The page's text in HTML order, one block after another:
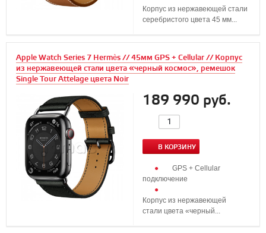
Корпус из нержавеющей стали
серебристого цвета 45 мм...
Apple Watch Series 7 Hermès // 45мм GPS + Cellular // Корпус
из нержавеющей стали цвета «черный космос», ремешок
Single Tour Attelage цвета Noir
189 990 руб.
В КОРЗИНУ
GPS + Cellular
подключение
Корпус из нержавеющей
стали цвета «черный...